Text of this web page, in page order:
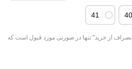
40
41
از خرید" تنها در صورتی مورد قبول است که